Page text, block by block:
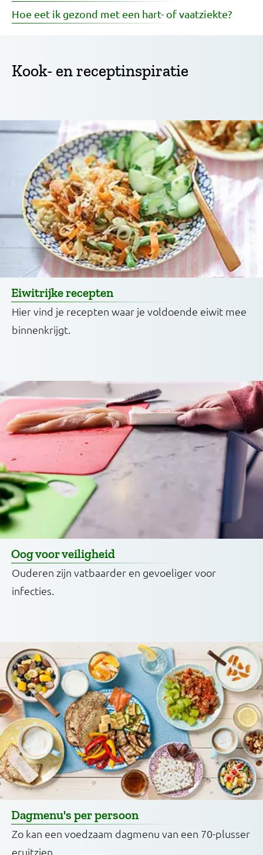
Hoe eet ik gezond met een hart- of vaatziekte?
Kook- en receptinspiratie
Eiwitrijke recepten
Hier vind je recepten waar je voldoende eiwit mee
binnenkrijgt.
Oog voor veiligheid
Ouderen zijn vatbaarder en gevoeliger voor
infecties.
Dagmenu's per persoon
Zo kan een voedzaam dagmenu van een 70-plusser
eruitzien.